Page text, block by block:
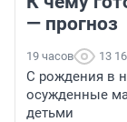
— прогноз
19 часов 13
С рождения в
осужденные
детьми